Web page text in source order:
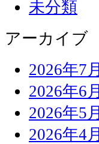
未分類
アーカイブ
2026年7月
2026年6月
2026年5月
2026年4月